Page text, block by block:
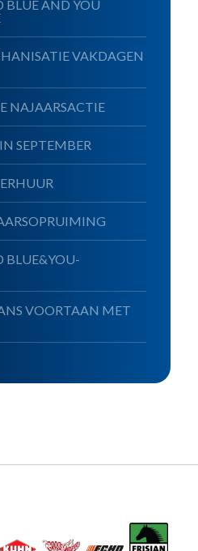
BLUE AND YOU
VAKDAGEN
NAJAARSACTIE
SEPTEMBER
BLUE&YOU-
VOORTAAN MET